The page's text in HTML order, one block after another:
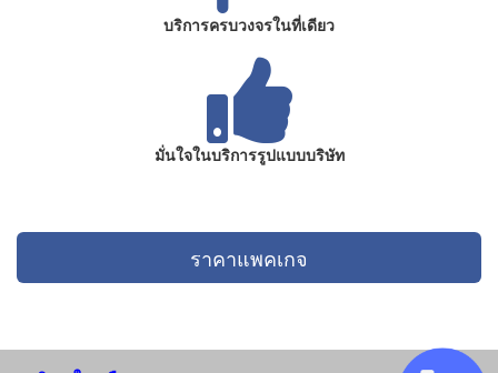
บริการครบวงจรในที่เดียว
มั่นใจในบริการรูปแบบบริษัท
ราคาแพคเกจ